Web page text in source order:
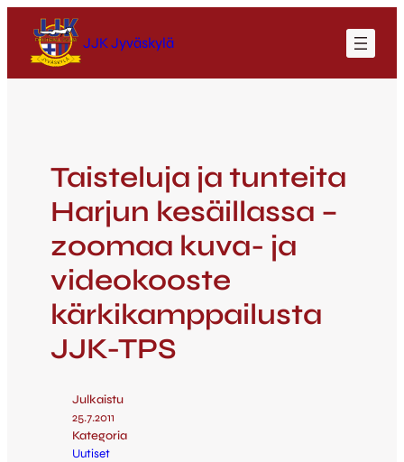
JJK Jyväskylä
Taisteluja ja tunteita
Harjun kesäillassa –
zoomaa kuva- ja
videokooste
kärkikamppailusta
JJK-TPS
Julkaistu
25.7.2011
Kategoria
Uutiset